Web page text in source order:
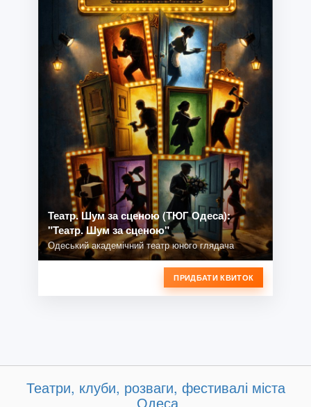
Театр. Шум за сценою (ТЮГ Одеса):
"Театр. Шум за сценою"
Одеський академічний театр юного глядача
ПРИДБАТИ КВИТОК
Театри, клуби, розваги, фестивалі міста
Одеса